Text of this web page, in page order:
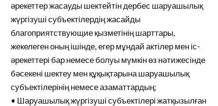
әрекеттер жасауды шектейтін дербес шаруашылық
жүргізуші субъектілердің жасайды
благоприятствующие қызметінің шарттары,
жекелеген оның ішінде, егер мұндай актілер мен іс-
әрекеттері бар немесе болуы мүмкін өз нәтижесінде
бәсекені шектеу мен құқықтарына шаруашылық
субъектілерінің немесе азаматтардың;
• Шаруашылық жүргізуші субъектілері жатқызылған